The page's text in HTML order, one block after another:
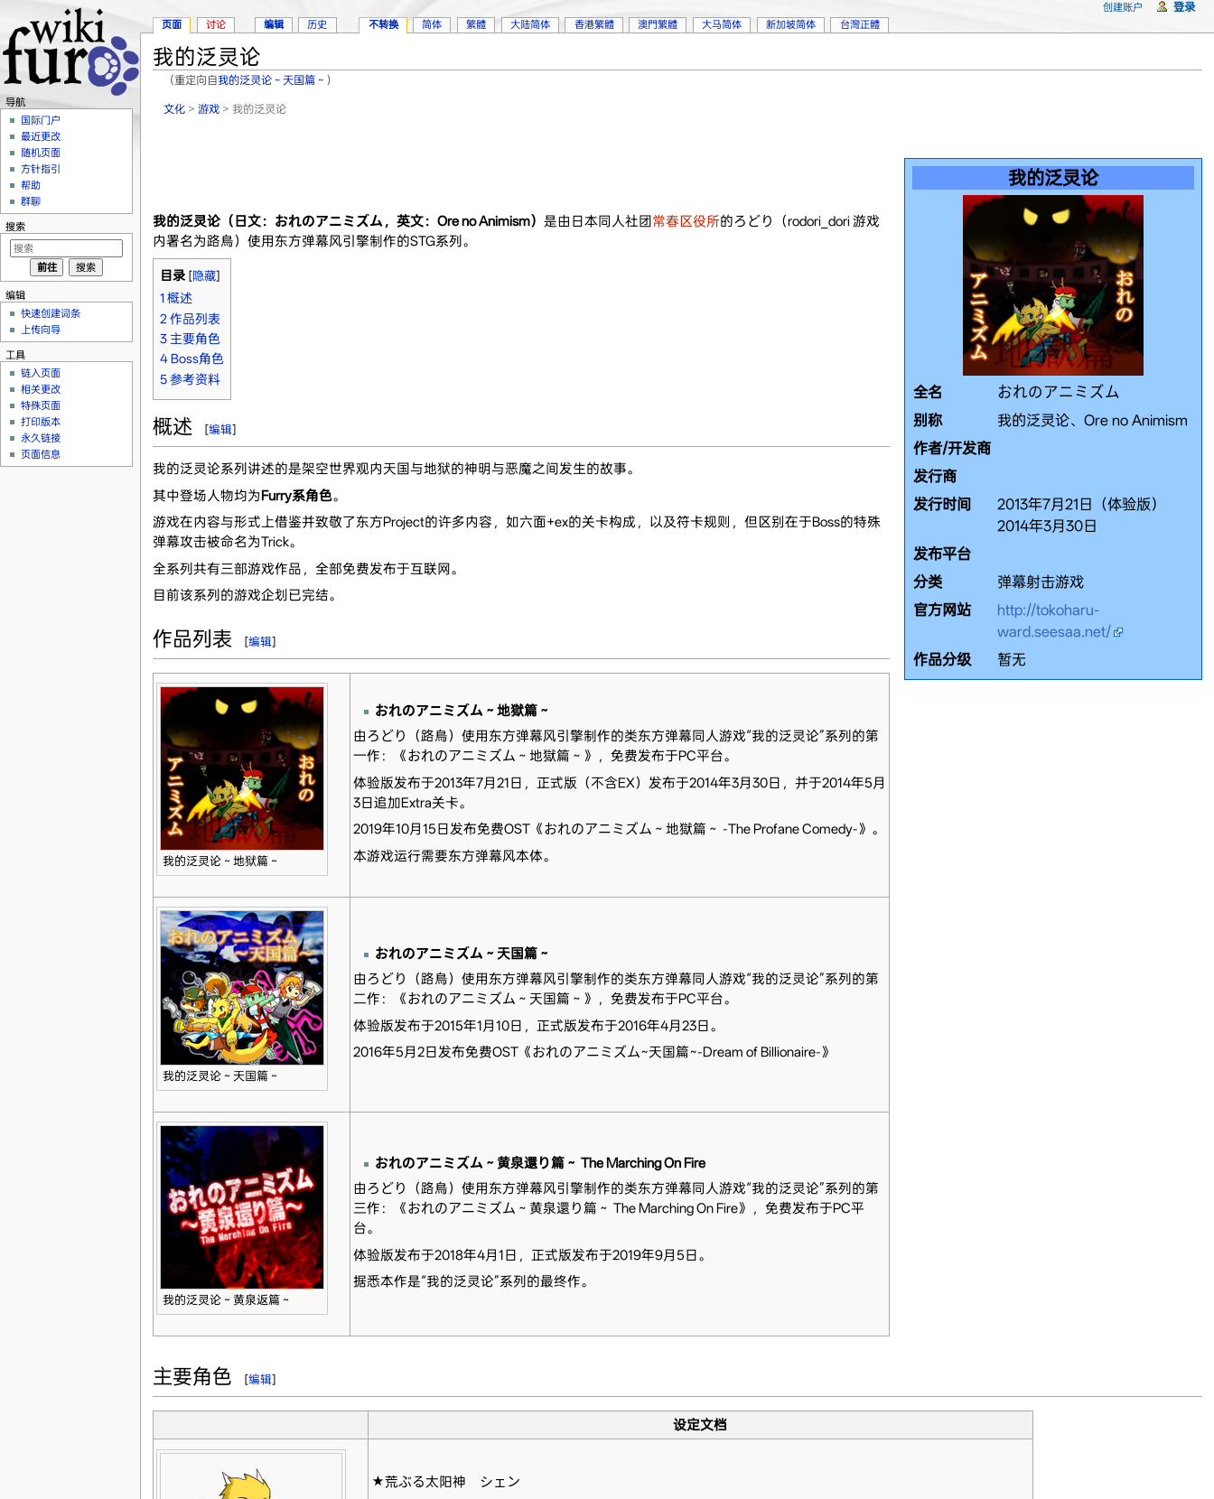
我的泛灵论
（重定向自我的泛灵论～天国篇～ ）
文化 >游戏 > 我的泛灵论
我的泛灵论
全名
おれのアニミズム
别称
我的泛灵论、Ore no Animism
作者/开发商
发行商
发行时间
2013年7月21日（体验版）
2014年3月30日
发布平台
分类
弹幕射击游戏
官方网站
http://tokoharu-
ward.seesaa.net/
作品分级
暂无
我的泛灵论（日文：おれのアニミズム，英文：Ore no Animism） 是由日本同人社团 常春区役所的ろどり（rodori_dori 游戏
内署名为路鳥）使用东方弹幕风引擎制作的STG系列。
目录 [隐藏]
1 概述
2 作品列表
3 主要角色
4 Boss角色
5 参考资料
概述 [编辑]
我的泛灵论系列讲述的是架空世界观内天国与地狱的神明与恶魔之间发生的故事。
其中登场人物均为Furry系角色。
游戏在内容与形式上借鉴并致敬了东方Project的许多内容，如六面+ex的关卡构成，以及符卡规则，但区别在于Boss的特殊
弹幕攻击被命名为Trick。
全系列共有三部游戏作品，全部免费发布于互联网。
目前该系列的游戏企划已完结。
作品列表 [编辑]
我的泛灵论～地狱篇～
おれのアニミズム～地獄篇～
由ろどり（路鳥）使用东方弹幕风引擎制作的类东方弹幕同人游戏“我的泛灵论”系列的第
一作：《おれのアニミズム～地獄篇～》，免费发布于PC平台。
体验版发布于2013年7月21日，正式版（不含EX）发布于2014年3月30日，并于2014年5月
3日追加Extra关卡。
2019年10月15日发布免费OST《おれのアニミズム～地獄篇～ -The Profane Comedy-》。
本游戏运行需要东方弹幕风本体。
我的泛灵论～天国篇～
おれのアニミズム～天国篇～
由ろどり（路鳥）使用东方弹幕风引擎制作的类东方弹幕同人游戏“我的泛灵论”系列的第
二作：《おれのアニミズム～天国篇～》，免费发布于PC平台。
体验版发布于2015年1月10日，正式版发布于2016年4月23日。
2016年5月2日发布免费OST《おれのアニミズム~天国篇~-Dream of Billionaire-》
我的泛灵论～黄泉返篇～
おれのアニミズム～黄泉還り篇～ The Marching On Fire
由ろどり（路鳥）使用东方弹幕风引擎制作的类东方弹幕同人游戏“我的泛灵论”系列的第
三作：《おれのアニミズム～黄泉還り篇～ The Marching On Fire》，免费发布于PC平
台。
体验版发布于2018年4月1日，正式版发布于2019年9月5日。
据悉本作是“我的泛灵论”系列的最终作。
主要角色 [编辑]
设定文档
★荒ぶる太阳神 シェン
页面 讨论 编辑 历史 不转换 简体 繁體 大陆简体 香港繁體 澳門繁體 大马简体 新加坡简体 台灣正體
创建账户 登录
导航
国际门户
最近更改
随机页面
方针指引
帮助
群聊
搜索
编辑
快速创建词条
上传向导
工具
链入页面
相关更改
特殊页面
打印版本
永久链接
页面信息